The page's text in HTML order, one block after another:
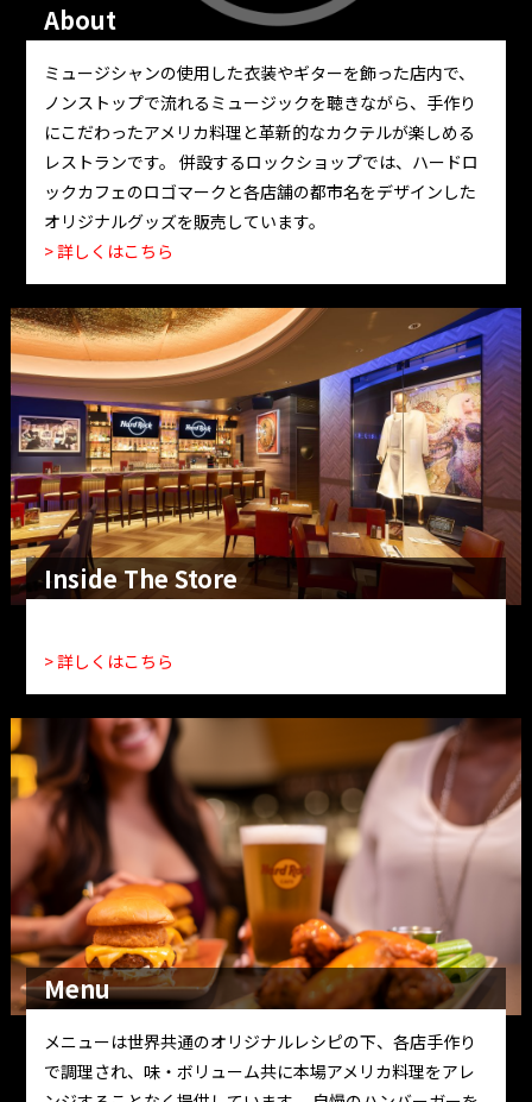
About
ミュージシャンの使用した衣装やギターを飾った店内で、
ノンストップで流れるミュージックを聴きながら、手作り
にこだわったアメリカ料理と革新的なカクテルが楽しめる
レストランです。 併設するロックショップでは、ハードロ
ックカフェのロゴマークと各店舗の都市名をデザインした
オリジナルグッズを販売しています。
> 詳しくはこちら
Inside The Store
> 詳しくはこちら
Menu
メニューは世界共通のオリジナルレシピの下、各店手作り
で調理され、味・ボリューム共に本場アメリカ料理をアレ